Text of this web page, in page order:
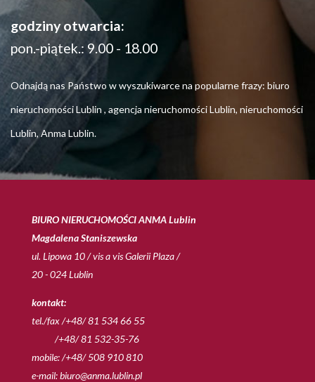
godziny otwarcia:
pon.-piątek.: 9.00 - 18.00
Odnajdą nas Państwo w wyszukiwarce na popularne frazy: biuro
nieruchomości Lublin , agencja nieruchomości Lublin, nieruchomości
Lublin, Anma Lublin.
BIURO NIERUCHOMOŚCI ANMA Lublin
Magdalena Staniszewska
ul. Lipowa 10 / vis a vis Galerii Plaza /
20 - 024 Lublin
kontakt:
tel./fax /+48/ 81 534 66 55
/+48/ 81 532-35-76
mobile: /+48/ 508 910 810
e-mail:biuro@anma.lublin.pl